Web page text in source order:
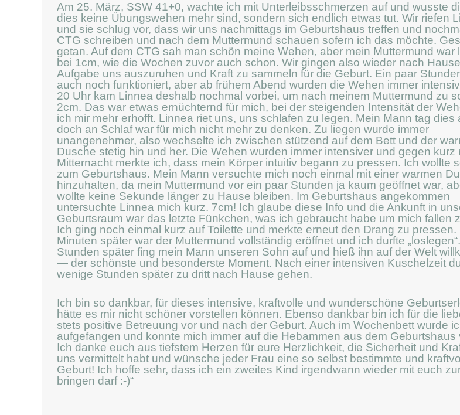
Am 25. März, SSW 41+0, wachte ich mit Unterleibsschmerzen auf und wusste
dies keine Übungswehen mehr sind, sondern sich endlich etwas tut. Wir riefen
und sie schlug vor, dass wir uns nachmittags im Geburtshaus treffen und
CTG schreiben und nach dem Muttermund schauen sofern ich das möchte.
getan. Auf dem CTG sah man schön meine Wehen, aber mein Muttermund war
bei 1cm, wie die Wochen zuvor auch schon. Wir gingen also wieder nach
Aufgabe uns auszuruhen und Kraft zu sammeln für die Geburt. Ein paar
auch noch funktioniert, aber ab frühem Abend wurden die Wehen immer
20 Uhr kam Linnea deshalb nochmal vorbei, um nach meinem Muttermund zu
2cm. Das war etwas ernüchternd für mich, bei der steigenden Intensität der
ich mir mehr erhofft. Linnea riet uns, uns schlafen zu legen. Mein Mann tag dies
doch an Schlaf war für mich nicht mehr zu denken. Zu liegen wurde immer
unangenehmer, also wechselte ich zwischen stützend auf dem Bett und der
Dusche stetig hin und her. Die Wehen wurden immer intensiver und gegen kurz
Mitternacht merkte ich, dass mein Körper intuitiv begann zu pressen. Ich wollte
zum Geburtshaus. Mein Mann versuchte mich noch einmal mit einer warmen
hinzuhalten, da mein Muttermund vor ein paar Stunden ja kaum geöffnet war,
wollte keine Sekunde länger zu Hause bleiben. Im Geburtshaus angekommen
untersuchte Linnea mich kurz. 7cm! Ich glaube diese Info und die Ankunft in
Geburtsraum war das letzte Fünkchen, was ich gebraucht habe um mich fallen
Ich ging noch einmal kurz auf Toilette und merkte erneut den Drang zu pressen.
Minuten später war der Muttermund vollständig eröffnet und ich durfte
Stunden später fing mein Mann unseren Sohn auf und hieß ihn auf der Welt
— der schönste und besonderste Moment. Nach einer intensiven Kuschelzeit
wenige Stunden später zu dritt nach Hause gehen.
Ich bin so dankbar, für dieses intensive, kraftvolle und wunderschöne
hätte es mir nicht schöner vorstellen können. Ebenso dankbar bin ich für die
stets positive Betreuung vor und nach der Geburt. Auch im Wochenbett wurde
aufgefangen und konnte mich immer auf die Hebammen aus dem Geburtshaus
Ich danke euch aus tiefstem Herzen für eure Herzlichkeit, die Sicherheit und
uns vermittelt habt und wünsche jeder Frau eine so selbst bestimmte und
Geburt! Ich hoffe sehr, dass ich ein zweites Kind irgendwann wieder mit euch
bringen darf :-)“